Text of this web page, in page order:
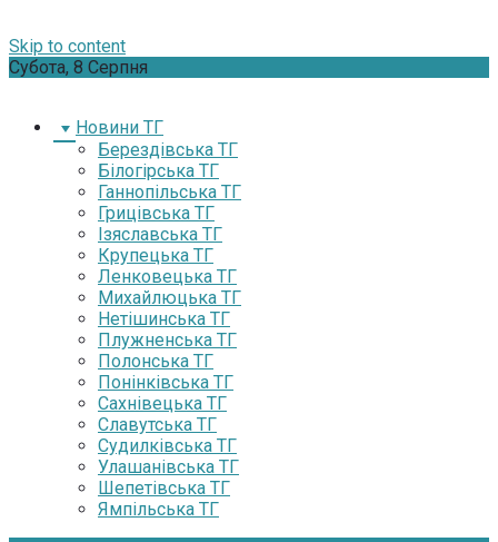
Skip to content
Субота, 8 Серпня
Новини ТГ
Берездівська ТГ
Білогірська ТГ
Ганнопільська ТГ
Грицівська ТГ
Ізяславська ТГ
Крупецька ТГ
Ленковецька ТГ
Михайлюцька ТГ
Нетішинська ТГ
Плужненська ТГ
Полонська ТГ
Понінківська ТГ
Сахнівецька ТГ
Славутська ТГ
Судилківська ТГ
Улашанівська ТГ
Шепетівська ТГ
Ямпільська ТГ